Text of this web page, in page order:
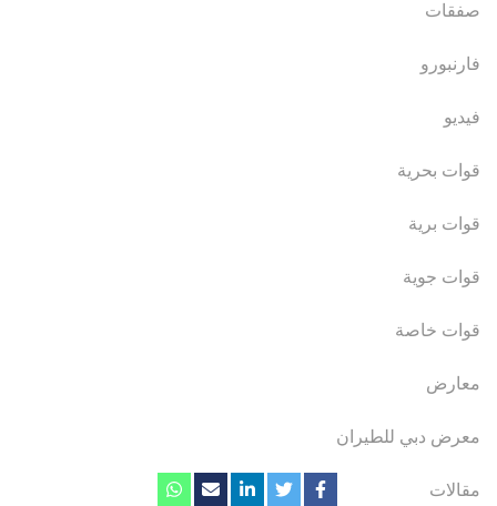
صفقات
فارنبورو
فيديو
قوات بحرية
قوات برية
قوات جوية
قوات خاصة
معارض
معرض دبي للطيران
مقالات